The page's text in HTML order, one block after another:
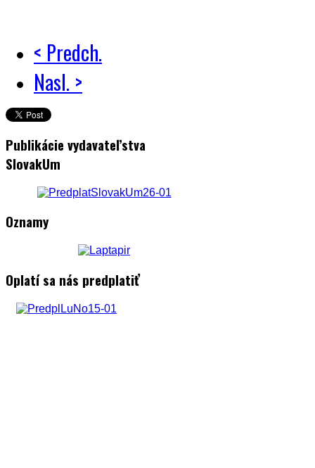
< Predch.
Nasl. >
Publikácie vydavateľstva
SlovakUm
Oznamy
Oplatí sa nás predplatiť